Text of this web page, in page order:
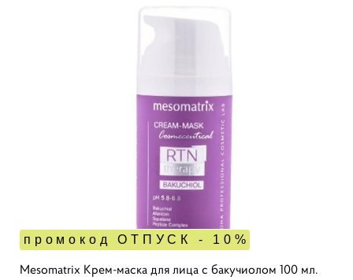
промокод ОТПУСК - 10%
Mesomatrix Крем-маска для лица с бакучиолом 100 мл.